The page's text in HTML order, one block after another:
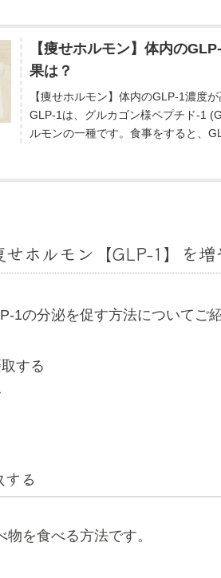
【痩せホルモン】体内の
果は？
【痩せホルモン】体内のGLP-1濃度
GLP-1は、グルカゴン様ペプチド-1
ルモンの一種です。食事をすると、
せホルモン【GLP-1】を
1の分泌を促す方法についてご
する
る
を食べる方法です。